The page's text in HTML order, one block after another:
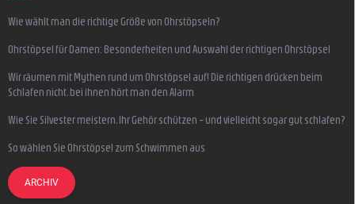
Wie wählt man die richtige Größe von Ohrstöpseln?
Ohrstöpsel für Damen: Besonderheiten und Auswahl der richtigen Ohrstöpsel
Wir räumen mit Mythen rund um Ohrstöpsel auf! Die richtigen drücken beim
Schlafen nicht, bei ihnen hört man den Alarm
Wie Sie Silvester meistern, Ihr Gehör schützen – und vielleicht sogar gut schlafen?
So wählen Sie Ohrstöpsel zum Schwimmen aus
ARCHIV